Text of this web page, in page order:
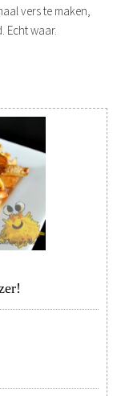
vers te maken,
Echt waar.